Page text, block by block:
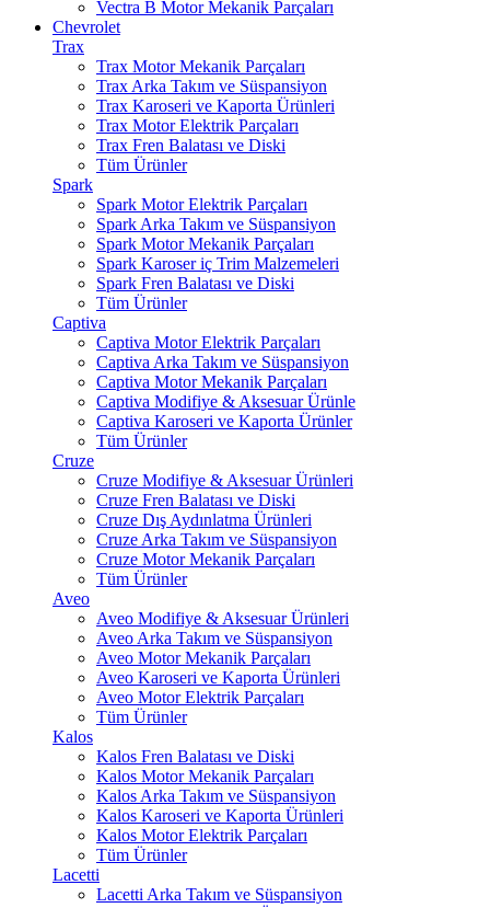
Vectra B Motor Mekanik Parçaları
Chevrolet
Trax
Trax Motor Mekanik Parçaları
Trax Arka Takım ve Süspansiyon
Trax Karoseri ve Kaporta Ürünleri
Trax Motor Elektrik Parçaları
Trax Fren Balatası ve Diski
Tüm Ürünler
Spark
Spark Motor Elektrik Parçaları
Spark Arka Takım ve Süspansiyon
Spark Motor Mekanik Parçaları
Spark Karoser iç Trim Malzemeleri
Spark Fren Balatası ve Diski
Tüm Ürünler
Captiva
Captiva Motor Elektrik Parçaları
Captiva Arka Takım ve Süspansiyon
Captiva Motor Mekanik Parçaları
Captiva Modifiye & Aksesuar Ürünle
Captiva Karoseri ve Kaporta Ürünler
Tüm Ürünler
Cruze
Cruze Modifiye & Aksesuar Ürünleri
Cruze Fren Balatası ve Diski
Cruze Dış Aydınlatma Ürünleri
Cruze Arka Takım ve Süspansiyon
Cruze Motor Mekanik Parçaları
Tüm Ürünler
Aveo
Aveo Modifiye & Aksesuar Ürünleri
Aveo Arka Takım ve Süspansiyon
Aveo Motor Mekanik Parçaları
Aveo Karoseri ve Kaporta Ürünleri
Aveo Motor Elektrik Parçaları
Tüm Ürünler
Kalos
Kalos Fren Balatası ve Diski
Kalos Motor Mekanik Parçaları
Kalos Arka Takım ve Süspansiyon
Kalos Karoseri ve Kaporta Ürünleri
Kalos Motor Elektrik Parçaları
Tüm Ürünler
Lacetti
Lacetti Arka Takım ve Süspansiyon